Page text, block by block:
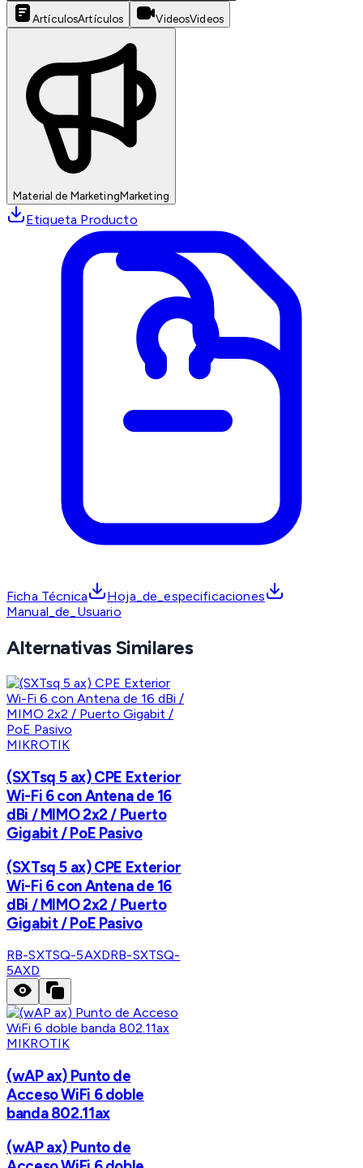
ArtículosArtículos VideosVideos
Material de MarketingMarketing
Etiqueta Producto
Ficha Técnica
Hoja_de_especificaciones
Manual_de_Usuario
Alternativas Similares
MIKROTIK
(SXTsq 5 ax) CPE Exterior
Wi-Fi 6 con Antena de 16
dBi / MIMO 2x2 / Puerto
Gigabit / PoE Pasivo
(SXTsq 5 ax) CPE Exterior
Wi-Fi 6 con Antena de 16
dBi / MIMO 2x2 / Puerto
Gigabit / PoE Pasivo
RB-SXTSQ-5AXDRB-SXTSQ-
5AXD
MIKROTIK
(wAP ax) Punto de
Acceso WiFi 6 doble
banda 802.11ax
(wAP ax) Punto de